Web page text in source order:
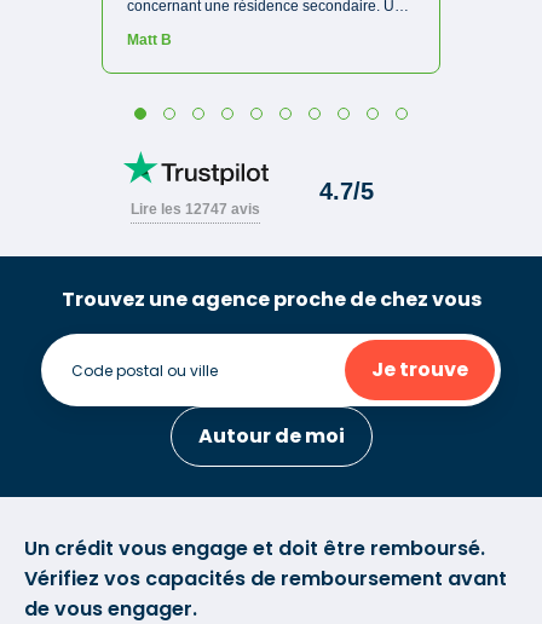
Trouvez une agence proche de chez vous
Je trouve
Autour de moi
Un crédit vous engage et doit être remboursé.
Vérifiez vos capacités de remboursement avant
de vous engager.